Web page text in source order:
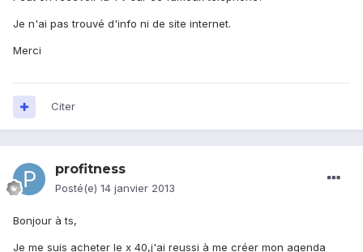
Je n'ai pas trouvé d'info ni de site internet.
Merci
Citer
profitness
Posté(e) 14 janvier 2013
Bonjour à ts,
Je me suis acheter le x 40,j'ai reussi à me créer mon agenda